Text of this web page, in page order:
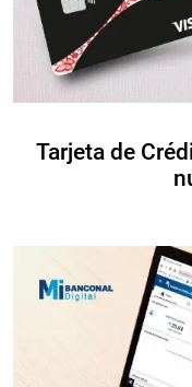
Tarjeta de